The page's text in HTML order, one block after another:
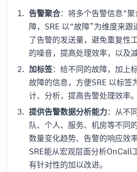
告警聚合：将多个告警信息“
障，SRE 以“故障”为维度来
了告警的发送量，避免重复性
的噪音，提高处理效率，以及
加标签：给不同的故障，加上
故障的信息，方便SRE 以标签
计、分析，提高告警处理效率。
提供告警数据分析能力：从不
队、个人、服务、机房等不同
数量变化趋势、告警的响应效
SRE能从宏观层面分析OnCall
有针对性的加以改进。